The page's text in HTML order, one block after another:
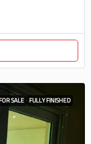
SALE FULLY FINISHED